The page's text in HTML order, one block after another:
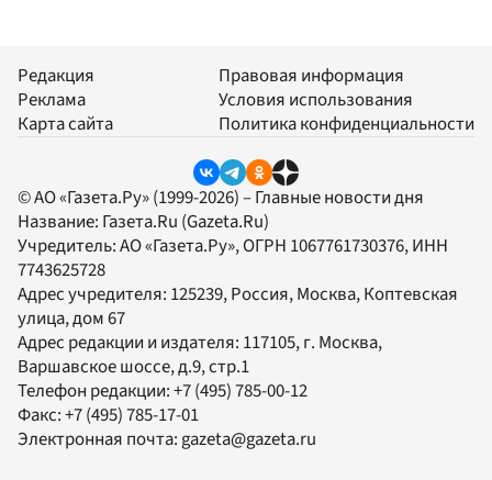
Редакция
Реклама
Карта сайта
Правовая информация
Условия использования
Политика конфиденциальности
© АО «Газета.Ру» (1999-2026) – Главные новости дня
Название: Газета.Ru (Gazeta.Ru)
Учредитель:АО «Газета.Ру», ОГРН 1067761730376, ИНН
7743625728
Адрес учредителя: 125239, Россия, Москва, Коптевская
улица, дом 67
Адрес редакции и издателя: 117105, г. Москва,
Варшавское шоссе, д.9, стр.1
Телефон редакции:+7 (495) 785-00-12
Факс:+7 (495) 785-17-01
Электронная почта: gazeta@gazeta.ru